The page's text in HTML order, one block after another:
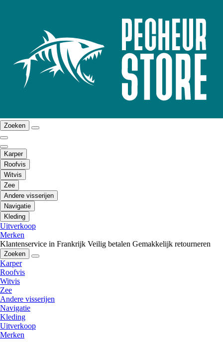
Zoeken
Karper
Roofvis
Witvis
Zee
Andere visserijen
Navigatie
Kleding
Uitverkoop
Merken
Klantenservice in Frankrijk Veilig betalen Gemakkelijk retourneren
Zoeken
Karper
Roofvis
Witvis
Zee
Andere visserijen
Navigatie
Kleding
Uitverkoop
Merken